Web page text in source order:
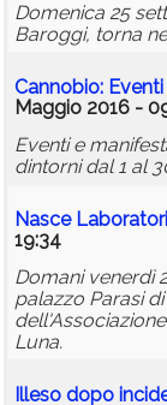
Domenica 25
Baroggi, torna
Cannobio:
Maggio 2016 -
Eventi e
dintorni dal 1 al
Nasce
19:34
Domani venerdì
palazzo Parasi
Luna.
Illeso dopo